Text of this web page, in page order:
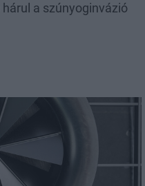
a szúnyoginvázió